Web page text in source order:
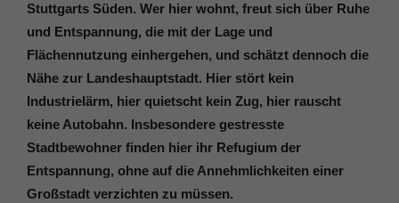
Stuttgarts Süden. Wer hier wohnt, freut sich über Ruhe
und Entspannung, die mit der Lage und
Flächennutzung einhergehen, und schätzt dennoch die
Nähe zur Landeshauptstadt. Hier stört kein
Industrielärm, hier quietscht kein Zug, hier rauscht
keine Autobahn. Insbesondere gestresste
Stadtbewohner finden hier ihr Refugium der
Entspannung, ohne auf die Annehmlichkeiten einer
Großstadt verzichten zu müssen.